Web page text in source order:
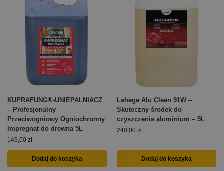
KUPRAFUNG®-UNIEPALNIACZ
– Profesjonalny
Przeciwogniowy Ogniochronny
Impregnat do drewna 5L
149,00 zł
Dodaj do koszyka
Lahega Alu Clean 91W –
Skuteczny środek do
czyszczenia aluminium – 5L
240,00 zł
Dodaj do koszyka